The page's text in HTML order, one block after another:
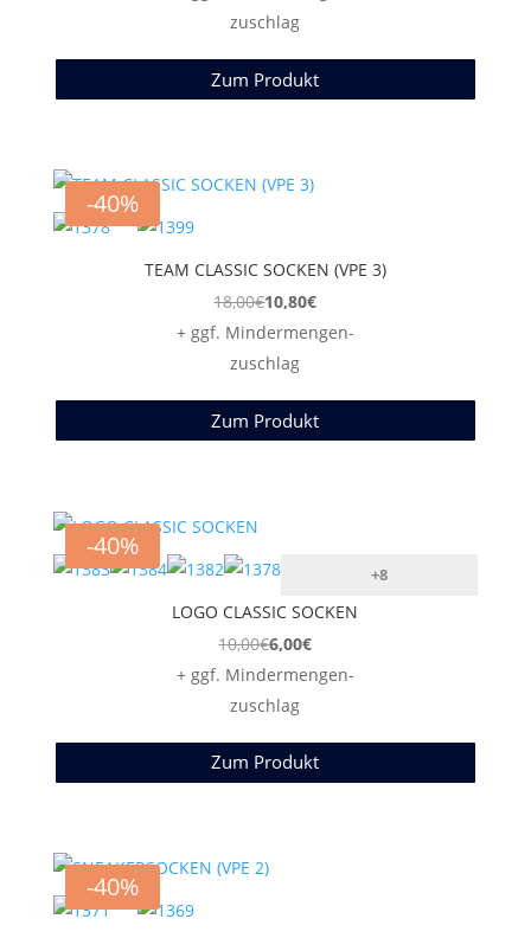
zuschlag
Zum Produkt
-40%
TEAM CLASSIC SOCKEN (VPE 3)
18,00€10,80€
+ ggf. Mindermengen-
zuschlag
Zum Produkt
-40%
+8
LOGO CLASSIC SOCKEN
10,00€6,00€
+ ggf. Mindermengen-
zuschlag
Zum Produkt
-40%